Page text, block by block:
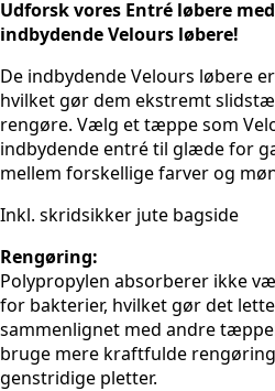
Udforsk vores Entré løbere
indbydende Velours løbere!
De indbydende Velours løbere
hvilket gør dem ekstremt
rengøre. Vælg et tæppe som
indbydende entré til glæde for
mellem forskellige farver og
Inkl. skridsikker jute bagside
Rengøring:
Polypropylen absorberer ikke
for bakterier, hvilket gør det
sammenlignet med andre
bruge mere kraftfulde
genstridige pletter.